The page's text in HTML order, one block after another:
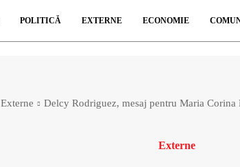
POLITICĂ EXTERNE ECONOMIE
Externe Delcy Rodriguez, mesaj pentru Maria Corina
Externe